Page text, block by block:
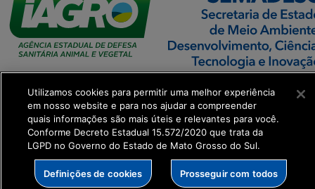
SETDIG | Secretaria-
Executiva de
Transformação Digital
get_footer();
Utilizamos cookies para permitir uma melhor experiência
em nosso website e para nos ajudar a compreender
quais informações são mais úteis e relevantes para você.
Conforme Decreto Estadual 15.572/2020 que trata da
LGPD no Governo do Estado de Mato Grosso do Sul.
Definições de cookies Prosseguir com todos